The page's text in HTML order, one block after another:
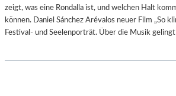
zeigt, was eine Rondalla ist, und welchen Halt
können. Daniel Sánchez Arévalos neuer Film „So
Festival- und Seelenporträt. Über die Musik